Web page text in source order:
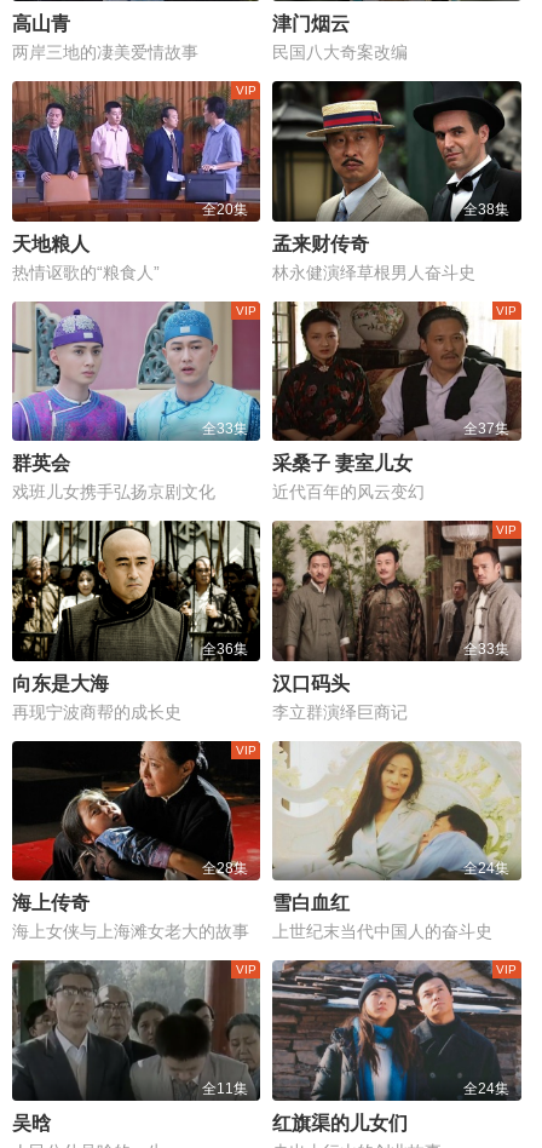
高山青
两岸三地的凄美爱情故事
津门烟云
民国八大奇案改编
全20集
天地粮人
热情讴歌的“粮食人”
全38集
孟来财传奇
林永健演绎草根男人奋斗史
全33集
群英会
戏班儿女携手弘扬京剧文化
全37集
采桑子 妻室儿女
近代百年的风云变幻
全36集
向东是大海
再现宁波商帮的成长史
全33集
汉口码头
李立群演绎巨商记
全28集
海上传奇
海上女侠与上海滩女老大的故事
全24集
雪白血红
上世纪末当代中国人的奋斗史
全11集
吴晗
全24集
红旗渠的儿女们